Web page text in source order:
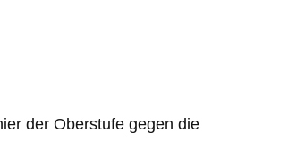
der Oberstufe gegen die